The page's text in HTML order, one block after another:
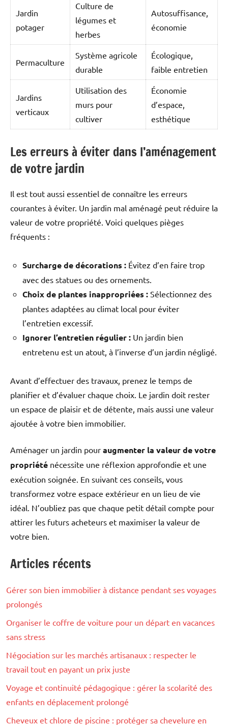
Jardin
potager
Culture de
légumes et
herbes
Autosuffisance,
économie
Permaculture
Système agricole
durable
Écologique,
faible entretien
Jardins
verticaux
Utilisation des
murs pour
cultiver
Économie
d’espace,
esthétique
Les erreurs à éviter dans l’aménagement
de votre jardin
Il est tout aussi essentiel de connaître les erreurs
courantes à éviter. Un jardin mal aménagé peut réduire la
valeur de votre propriété. Voici quelques pièges
fréquents :
Surcharge de décorations : Évitez d’en faire trop
avec des statues ou des ornements.
Choix de plantes inappropriées : Sélectionnez des
plantes adaptées au climat local pour éviter
l’entretien excessif.
Ignorer l’entretien régulier : Un jardin bien
entretenu est un atout, à l’inverse d’un jardin négligé.
Avant d’effectuer des travaux, prenez le temps de
planifier et d’évaluer chaque choix. Le jardin doit rester
un espace de plaisir et de détente, mais aussi une valeur
ajoutée à votre bien immobilier.
Aménager un jardin pour augmenter la valeur de votre
propriété nécessite une réflexion approfondie et une
exécution soignée. En suivant ces conseils, vous
transformez votre espace extérieur en un lieu de vie
idéal. N’oubliez pas que chaque petit détail compte pour
attirer les futurs acheteurs et maximiser la valeur de
votre bien.
Articles récents
Gérer son bien immobilier à distance pendant ses voyages
prolongés
Organiser le coffre de voiture pour un départ en vacances
sans stress
Négociation sur les marchés artisanaux : respecter le
travail tout en payant un prix juste
Voyage et continuité pédagogique : gérer la scolarité des
enfants en déplacement prolongé
Cheveux et chlore de piscine : protéger sa chevelure en